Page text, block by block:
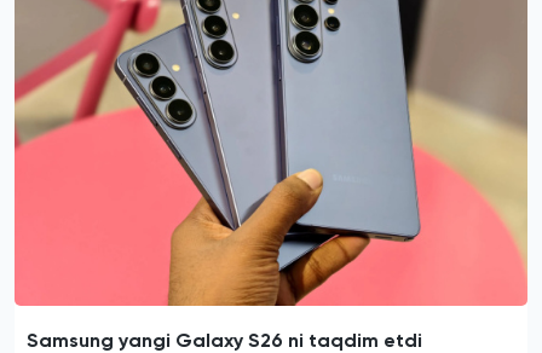
Samsung yangi Galaxy S26 ni taqdim etdi